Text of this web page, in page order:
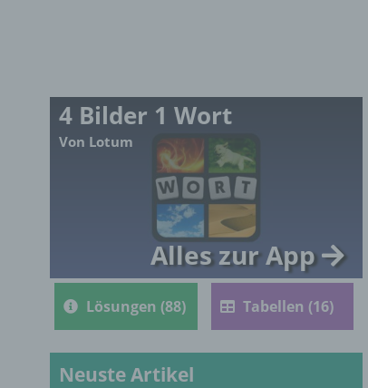
4 Bilder 1 Wort
Von Lotum
Alles zur App
Lösungen (88) Tabellen (16)
Neuste Artikel